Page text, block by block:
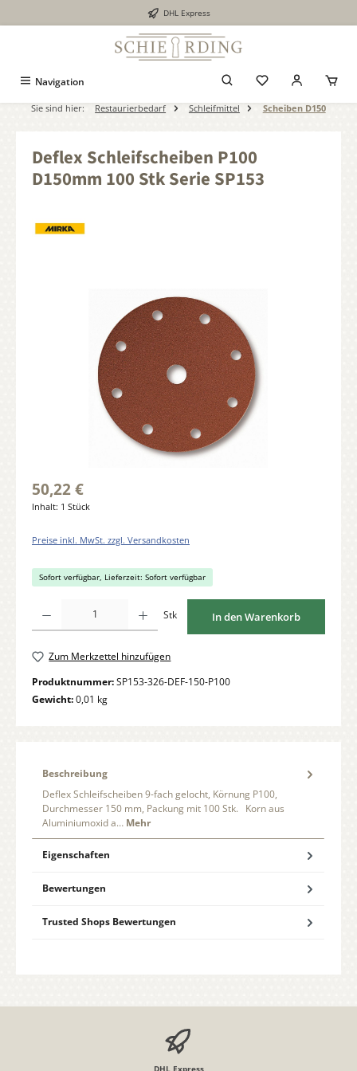
DHL Express
Navigation
Sie sind hier: Restaurierbedarf Schleifmittel Scheiben D150
Deflex Schleifscheiben P100
D150mm 100 Stk Serie SP153
50,22 €
Inhalt: 1 Stück
Preise inkl. MwSt. zzgl. Versandkosten
Sofort verfügbar, Lieferzeit: Sofort verfügbar
Stk In den Warenkorb
Zum Merkzettel hinzufügen
Produktnummer:SP153-326-DEF-150-P100
Gewicht:0,01 kg
Beschreibung
Deflex Schleifscheiben 9-fach gelocht, Körnung P100,
Durchmesser 150 mm, Packung mit 100 Stk. Korn aus
Aluminiumoxid a… Mehr
Eigenschaften
Bewertungen
Trusted Shops Bewertungen
DHL Express